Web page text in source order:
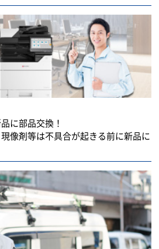
に部品交換！
像剤等は不具合が起きる前に新品に